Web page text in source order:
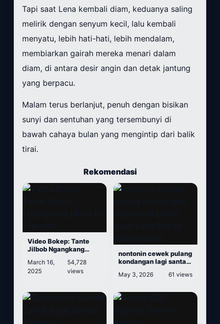
Tapi saat Lena kembali diam, keduanya saling
melirik dengan senyum kecil, lalu kembali
menyatu, lebih hati-hati, lebih mendalam,
membiarkan gairah mereka menari dalam
diam, di antara desir angin dan detak jantung
yang berpacu.
Malam terus berlanjut, penuh dengan bisikan
sunyi dan sentuhan yang tersembunyi di
bawah cahaya bulan yang mengintip dari balik
tirai.
Rekomendasi
Video Bokep: Tante
Jilbob Ngangkang
March 16,
2025
54,728
views
nontonin cewek pulang
kondangan lagi santai
indo terbaru
May 3, 2026 61 views